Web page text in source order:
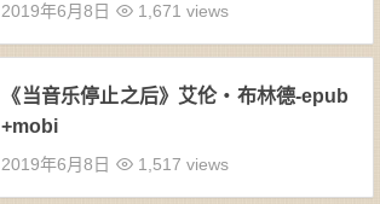
2019年6月8日 1,671 views
《当音乐停止之后》艾伦・布林德-epub
+mobi
2019年6月8日 1,517 views